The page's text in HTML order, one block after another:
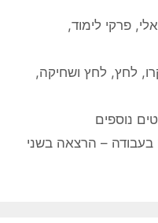
,פרקי לימוד,
, לחץ, לחץ ושחיקה,
נוספים
בעבודה – הרצאה בשני